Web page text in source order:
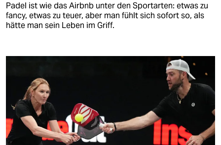
Padel ist wie das Airbnb unter den Sportarten: etwas zu
fancy, etwas zu teuer, aber man fühlt sich sofort so, als
hätte man sein Leben im Griff.